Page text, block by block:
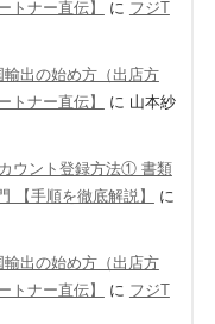
トナー直伝】 に フジT
輸出の始め方（出店方
トナー直伝】
に 山本紗
ウント登録方法① 書類
【手順を徹底解説】
に
輸出の始め方（出店方
トナー直伝】
に フジT